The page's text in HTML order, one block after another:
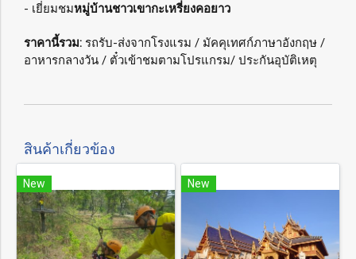
- เยี่ยมชมหมู่บ้านชาวเขากะเหรี่ยงคอยาว
ราคานี้รวม: รถรับ-ส่งจากโรงแรม / มัคคุเทศก์ภาษาอังกฤษ /
อาหารกลางวัน / ตั๋วเข้าชมตามโปรแกรม/ ประกันอุบัติเหตุ
สินค้าเกี่ยวข้อง
New New